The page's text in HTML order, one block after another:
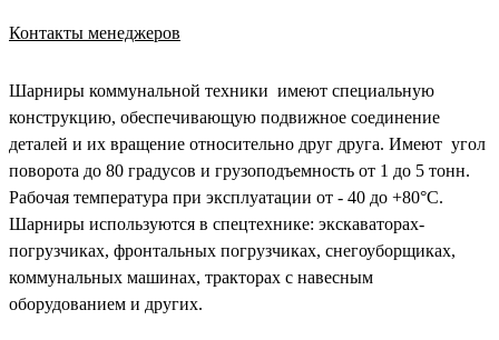
Контакты менеджеров
Шарниры коммунальной техники имеют специальную
конструкцию, обеспечивающую подвижное соединение
деталей и их вращение относительно друг друга. Имеют угол
поворота до 80 градусов и грузоподъемность от 1 до 5 тонн.
Рабочая температура при эксплуатации от - 40 до +80°C.
Шарниры используются в спецтехнике: экскаваторах-
погрузчиках, фронтальных погрузчиках, снегоуборщиках,
коммунальных машинах, тракторах с навесным
оборудованием и других.